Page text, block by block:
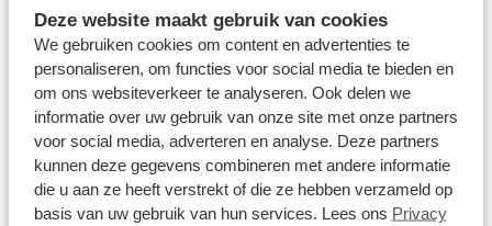
Deze website maakt gebruik van cookies
We gebruiken cookies om content en advertenties te
personaliseren, om functies voor social media te bieden en
om ons websiteverkeer te analyseren. Ook delen we
informatie over uw gebruik van onze site met onze partners
voor social media, adverteren en analyse. Deze partners
kunnen deze gegevens combineren met andere informatie
die u aan ze heeft verstrekt of die ze hebben verzameld op
basis van uw gebruik van hun services. Lees ons Privacy
Verlovingsringen
Vriendschapsringen
Over ons
Aller Spanninga
Historie
Certificaten